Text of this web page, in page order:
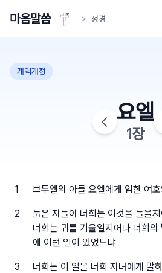
마음말씀 > 성경
개역개정
요엘
1장
1 브두엘의 아들 요엘에게 임한 여
2
늙은 자들아 너희는 이것을 들을
너희는 귀를 기울일지어다 너희
에 이런 일이 있었느냐
3
너희는 이 일을 너희 자녀에게 말